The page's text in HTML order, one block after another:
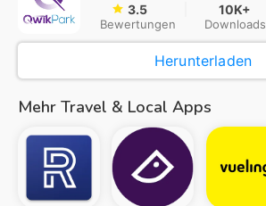
3.5
Bewertungen
10K+
Downloads
Herunterladen
Mehr Travel & Local Apps